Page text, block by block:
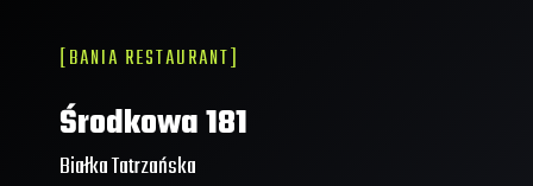
[BANIA RESTAURANT]
Środkowa 181
Białka Tatrzańska